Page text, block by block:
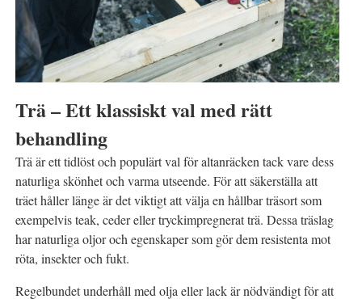
Trä – Ett klassiskt val med rätt
behandling
Trä är ett tidlöst och populärt val för altanräcken tack vare dess
naturliga skönhet och varma utseende. För att säkerställa att
träet håller länge är det viktigt att välja en hållbar träsort som
exempelvis teak, ceder eller tryckimpregnerat trä. Dessa träslag
har naturliga oljor och egenskaper som gör dem resistenta mot
röta, insekter och fukt.
Regelbundet underhåll med olja eller lack är nödvändigt för att